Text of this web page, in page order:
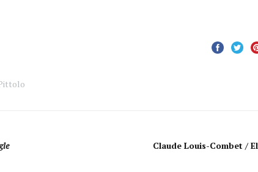
Claude Louis-Combet /